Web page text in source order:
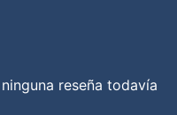
reseña todavía